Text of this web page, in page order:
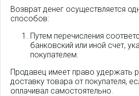
Возврат денег осуществляется
способов:
Путем перечисления
банковский или иной счет,
покупателем.
Продавец имеет право удержать
доставку товара от покупателя,
оплачивал самостоятельно.